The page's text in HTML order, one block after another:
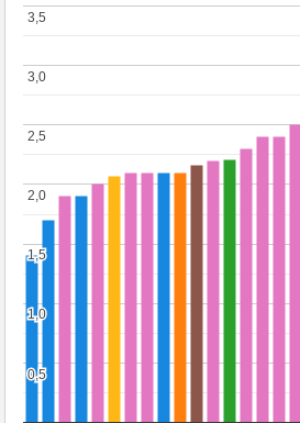
0,5
0,5
1,0
1,0
1,5
1,5
2,0
2,0
2,5
2,5
3,0
3,0
3,5
3,5